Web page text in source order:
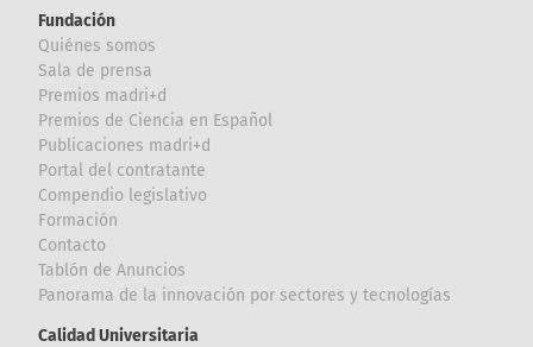
Fundación
Quiénes somos
Sala de prensa
Premios madri+d
Premios de Ciencia en Español
Publicaciones madri+d
Portal del contratante
Compendio legislativo
Formación
Contacto
Tablón de Anuncios
Panorama de la innovación por sectores y tecnologías
Calidad Universitaria